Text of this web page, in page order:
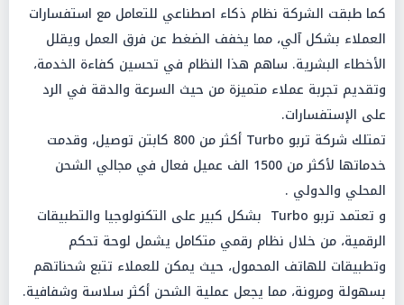
كما طبقت الشركة نظام ذكاء اصطناعي للتعامل مع استفسارات
العملاء بشكل آلي، مما يخفف الضغط عن فرق العمل ويقلل
الأخطاء البشرية. ساهم هذا النظام في تحسين كفاءة الخدمة،
وتقديم تجربة عملاء متميزة من حيث السرعة والدقة في الرد
على الإستفسارات.
تمتلك شركة تربو Turbo أكثر من 800 كابتن توصيل، وقدمت
خدماتها لأكثر من 1500 الف عميل فعال في مجالي الشحن
المحلي والدولي .
و تعتمد تربو Turbo بشكل كبير على التكنولوجيا والتطبيقات
الرقمية، من خلال نظام رقمي متكامل يشمل لوحة تحكم
وتطبيقات للهاتف المحمول، حيث يمكن للعملاء تتبع شحناتهم
بسهولة ومرونة، مما يجعل عملية الشحن أكثر سلاسة وشفافية.